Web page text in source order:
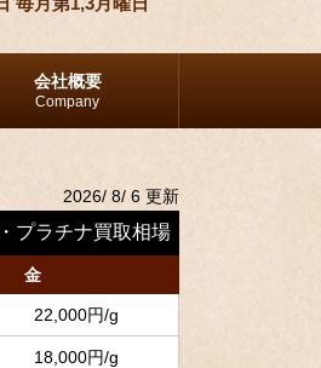
会社概要
Company
2026/ 8/ 6 更新
プラチナ買取相場
金
22,000円/g
18,000円/g